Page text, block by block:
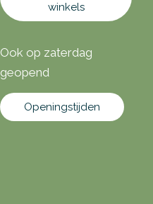
winkels
Ook op zaterdag
geopend
Openingstijden